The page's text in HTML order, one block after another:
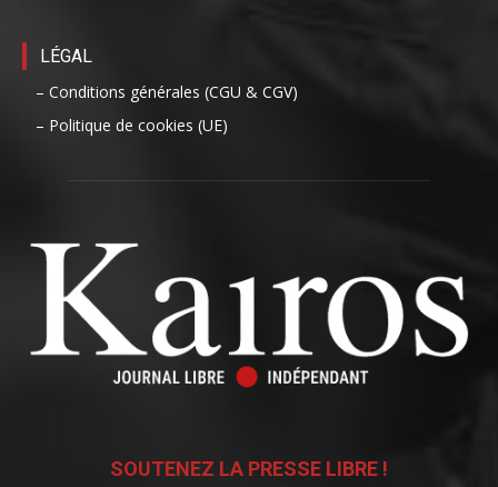
LÉGAL
– Conditions générales (CGU & CGV)
– Politique de cookies (UE)
SOUTENEZ LA PRESSE LIBRE !